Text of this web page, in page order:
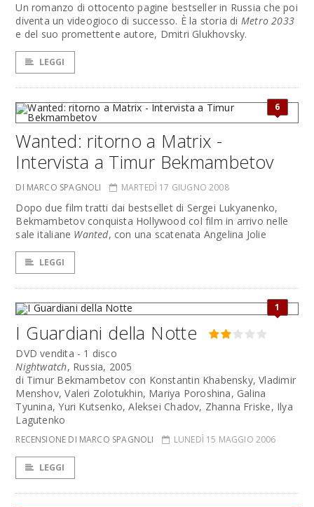
Un romanzo di ottocento pagine bestseller in Russia che poi
diventa un videogioco di successo. È la storia di Metro 2033
e del suo promettente autore, Dmitri Glukhovsky.
LEGGI
6
Wanted: ritorno a Matrix -
Intervista a Timur Bekmambetov
DI MARCO SPAGNOLI MARTEDÌ 17 GIUGNO 2008
Dopo due film tratti dai bestsellet di Sergei Lukyanenko,
Bekmambetov conquista Hollywood col film in arrivo nelle
sale italiane Wanted, con una scatenata Angelina Jolie
LEGGI
1
I Guardiani della Notte
DVD vendita - 1 disco
Nightwatch, Russia, 2005
di Timur Bekmambetov con Konstantin Khabensky, Vladimir
Menshov, Valeri Zolotukhin, Mariya Poroshina, Galina
Tyunina, Yuri Kutsenko, Aleksei Chadov, Zhanna Friske, Ilya
Lagutenko
RECENSIONE DI MARCO SPAGNOLI LUNEDÌ 15 MAGGIO 2006
LEGGI